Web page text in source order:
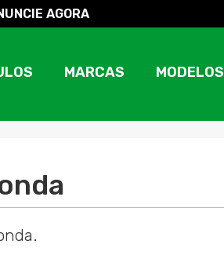
AGORA
MARCAS MODELOS